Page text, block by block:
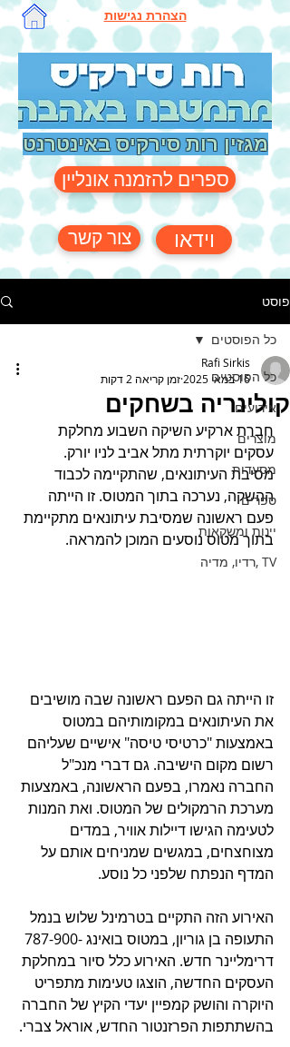
הצהרת נגישות
מגזין רות סירקיס באינטרנט
ספרים להזמנה אונליין
צור קשר וידאו
פוסט
כל הפוסטים
אירועים
מוצרים
מסעדות
ספרים
יינות ומשקאות
TV ,רדיו, מדיה
כל הפוסטים
קולינריה בשחקים
Rafi Sirkis
16 במאי 2025
זמן קריאה 2 דקות
חברת ארקיע השיקה השבוע מחלקת
עסקים יוקרתית מתל אביב לניו יורק.
מסיבת העיתונאים, שהתקיימה לכבוד
ההשקה, נערכה בתוך המטוס. זו הייתה
פעם ראשונה שמסיבת עיתונאים מתקיימת
בתוך מטוס נוסעים המוכן להמראה.
זו הייתה גם הפעם ראשונה שבה מושיבים
את העיתונאים במקומותיהם במטוס
באמצעות "כרטיסי טיסה" אישיים שעליהם
רשום מקום הישיבה. גם דברי מנכ"ל
החברה נאמרו, בפעם הראשונה, באמצעות
מערכת הרמקולים של המטוס. ואת המנות
לטעימה הגישו דיילות אוויר, במדים
מצוחצחים, במגשים שמניחים אותם על
המדף הנפתח שלפני כל נוסע.
האירוע הזה התקיים בטרמינל שלוש בנמל
דרימליינר חדש. האירוע כלל סיור במחלקת
העסקים החדשה, הוצגו טעימות מתפריט
היוקרה והושק קמפיין יעדי הקיץ של החברה
בהשתתפות הפרזנטור החדש, אוראל צברי.